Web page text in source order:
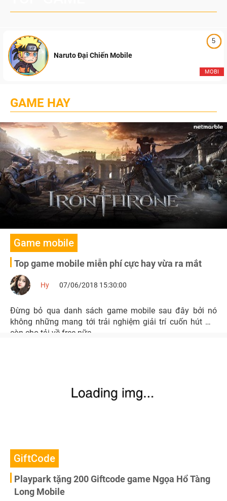
5
MOBI
Naruto Đại Chiến Mobile
GAME HAY
Game mobile
Top game mobile miễn phí cực hay vừa ra mắt
Hy 07/06/2018 15:30:00
Đừng bỏ qua danh sách game mobile sau đây bởi nó
không những mang tới trải nghiệm giải trí cuốn hút mà
còn cho tải về free nữa.
GiftCode
Playpark tặng 200 Giftcode game Ngọa Hổ Tàng
Long Mobile